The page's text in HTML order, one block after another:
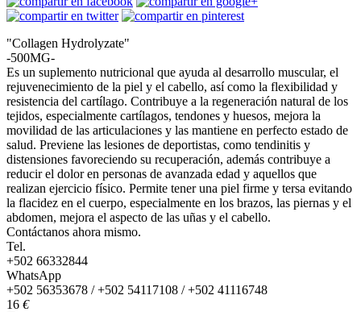
"Collagen Hydrolyzate"
-500MG-
Es un suplemento nutricional que ayuda al desarrollo muscular, el
rejuvenecimiento de la piel y el cabello, así como la flexibilidad y
resistencia del cartílago. Contribuye a la regeneración natural de los
tejidos, especialmente cartílagos, tendones y huesos, mejora la
movilidad de las articulaciones y las mantiene en perfecto estado de
salud. Previene las lesiones de deportistas, como tendinitis y
distensiones favoreciendo su recuperación, además contribuye a
reducir el dolor en personas de avanzada edad y aquellos que
realizan ejercicio físico. Permite tener una piel firme y tersa evitando
la flacidez en el cuerpo, especialmente en los brazos, las piernas y el
abdomen, mejora el aspecto de las uñas y el cabello.
Contáctanos ahora mismo.
Tel.
+502 66332844
WhatsApp
+502 56353678 / +502 54117108 / +502 41116748
16 €